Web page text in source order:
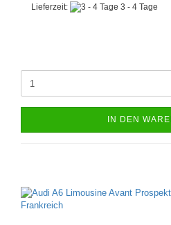
Lieferzeit: 3 - 4 Tage
IN DEN